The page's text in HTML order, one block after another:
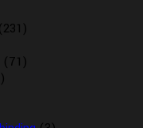
(231)
(71)